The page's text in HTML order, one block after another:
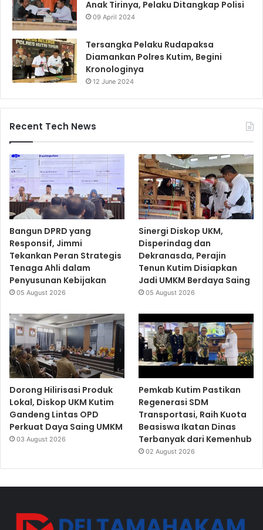
Anak Tirinya, Pelaku Ditangkap Polisi
09 April 2024
Tersangka Pelaku Rudapaksa
Diamankan Polres Kutim, Begini
Kronologinya
12 June 2024
Recent Tech News
Bangun DPRD yang
Responsif, Jimmi
Tekankan Peran Strategis
Tenaga Ahli dalam
Penyusunan Kebijakan
05 August 2026
Sinergi Diskop UKM,
Disperindag dan
Dekranasda, Perajin
Tenun Kutim Disiapkan
Jadi UMKM Berdaya Saing
05 August 2026
Dorong Hilirisasi Produk
Lokal, Diskop UKM Kutim
Gandeng Lintas OPD
Perkuat Daya Saing UMKM
03 August 2026
Pemkab Kutim Pastikan
Regenerasi SDM
Transportasi, Raih Kuota
Beasiswa Ikatan Dinas
Terbanyak dari Kemenhub
02 August 2026